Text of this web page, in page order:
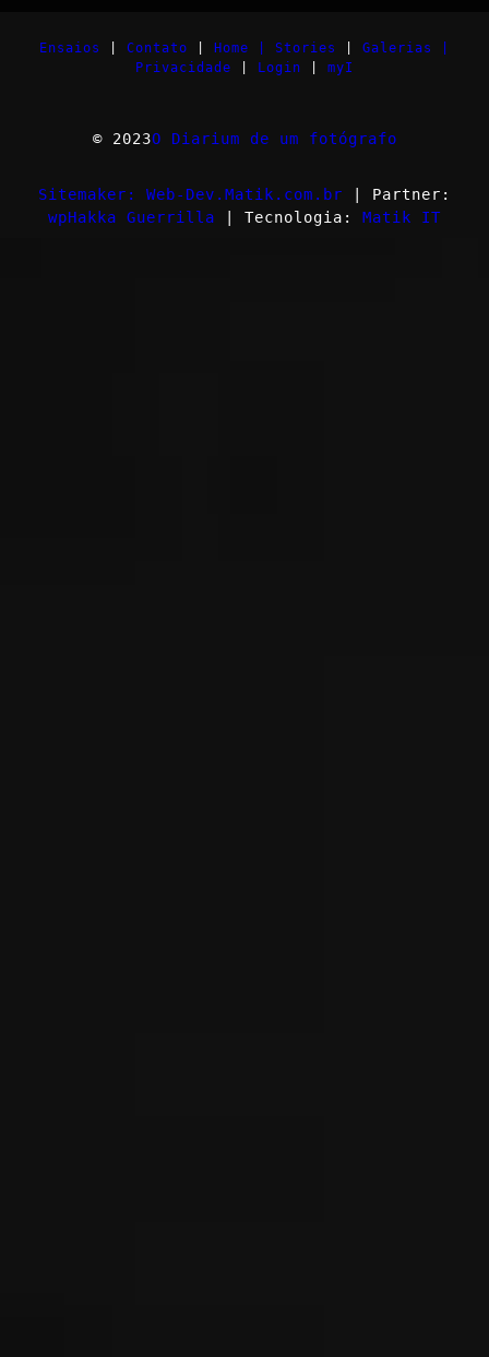
Ensaios Contato Home | Stories
Galerias |
Privacidade
Login myI
© 2023O Diarium de um fotógrafo
Sitemaker: Web-Dev.Matik.com.br | Partner:
wpHakka Guerrilla | Tecnologia: Matik IT